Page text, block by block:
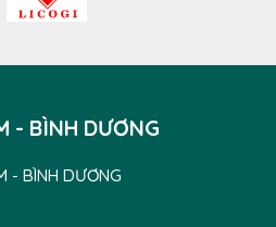
- BÌNH DƯƠNG
- BÌNH DƯƠNG